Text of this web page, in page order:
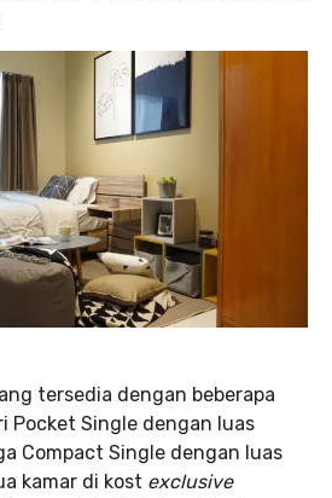
tersedia dengan beberapa
Pocket Single dengan luas
Compact Single dengan luas
kamar di kost exclusive